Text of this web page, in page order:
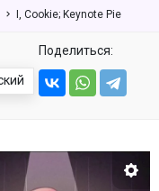
I, Cookie; Keynote Pie
Поделиться: